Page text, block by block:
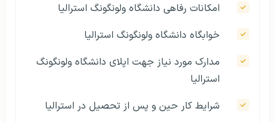
امکانات رفاهی دانشگاه ولونگونگ استرالیا
خوابگاه دانشگاه ولونگونگ استرالیا
مدارک مورد نیاز جهت اپلای دانشگاه ولونگونگ
استرالیا
شرايط کار حین و پس از تحصیل در استرالیا